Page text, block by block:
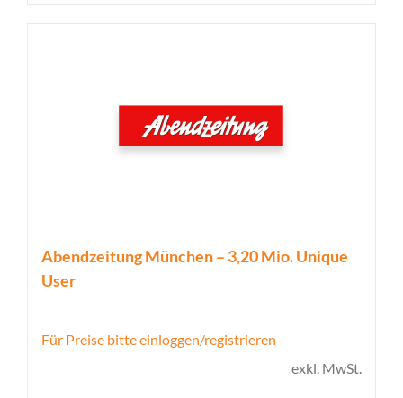
Abendzeitung München – 3,20 Mio. Unique
User
Für Preise bitte einloggen/registrieren
exkl. MwSt.